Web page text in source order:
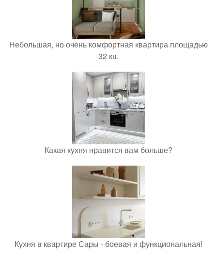
Небольшая, но очень комфортная квартира площадью
32 кв.
Какая кухня нравится вам больше?
Кухня в квартире Сары - боевая и функциональная!